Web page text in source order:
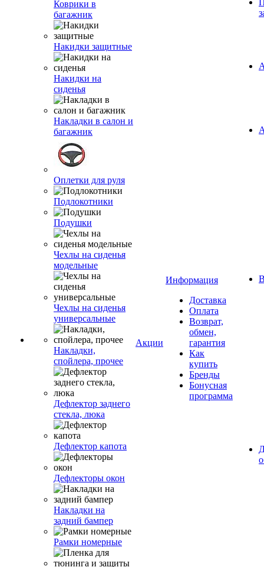
Коврики в
багажник
Накидки защитные
Накидки на
сиденья
Накладки в салон и
багажник
Оплетки для руля
Подлокотники
Подушки
Чехлы на сиденья
модельные
Чехлы на сиденья
универсальные
Накладки,
спойлера, прочее
Дефлектор заднего
стекла, люка
Дефлектор капота
Дефлекторы окон
Накладки на
задний бампер
Рамки номерные
Акции
Информация
Доставка
Оплата
Возврат,
обмен,
гарантия
Как
купить
Бренды
Бонусная
программа